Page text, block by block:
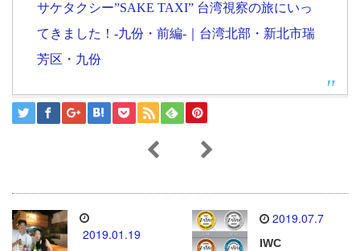
サケタクシー”SAKE TAXI” 台湾視察の旅にいっ
てきました！-九份・前編-｜台湾北部・新北市瑞
芳区・九份
2019.01.19
2019.07.7
IWC